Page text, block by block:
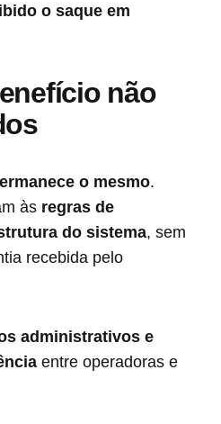
o saque em
não
o mesmo.
às regras de
do sistema, sem
recebida pelo
administrativos e
entre operadoras e